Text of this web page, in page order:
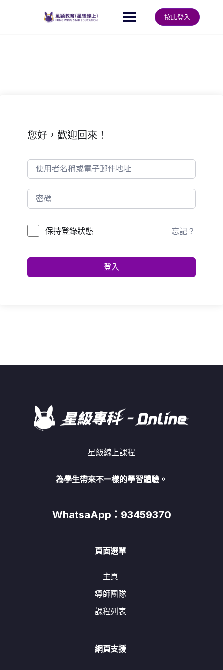
按此登入
您好，歡迎回來！
保持登錄狀態 忘記？
登入
星級線上課程
為學生帶來不一樣的學習體驗。
WhatsaApp：93459370
頁面選單
主頁
導師團隊
課程列表
網頁支援